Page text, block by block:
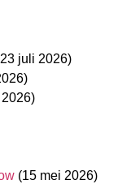
juli 2026)
(15 mei 2026)